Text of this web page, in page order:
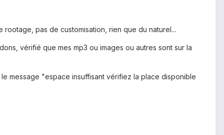
pas de customisation, rien que du naturel...
vérifié que mes mp3 ou images ou autres sont sur la
message "espace insuffisant vérifiez la place disponible